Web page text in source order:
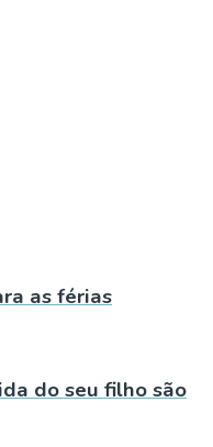
as férias
do seu filho são